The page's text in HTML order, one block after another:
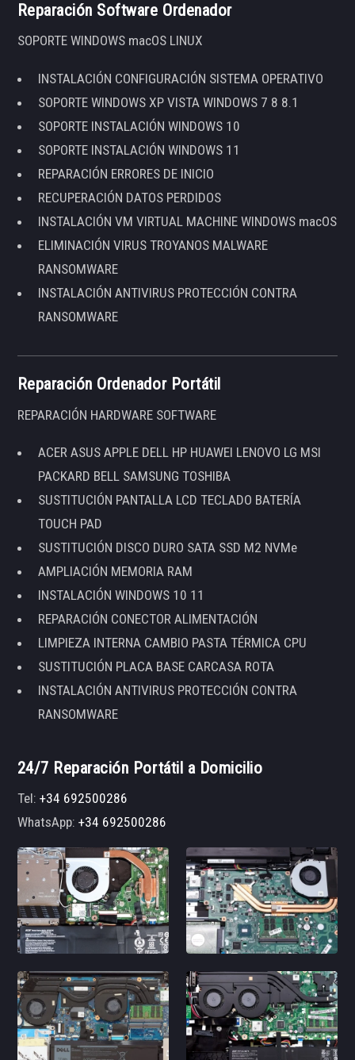
Reparación Software Ordenador
SOPORTE WINDOWS macOS LINUX
INSTALACIÓN CONFIGURACIÓN SISTEMA OPERATIVO
SOPORTE WINDOWS XP VISTA WINDOWS 7 8 8.1
SOPORTE INSTALACIÓN WINDOWS 10
SOPORTE INSTALACIÓN WINDOWS 11
REPARACIÓN ERRORES DE INICIO
RECUPERACIÓN DATOS PERDIDOS
INSTALACIÓN VM VIRTUAL MACHINE WINDOWS macOS
ELIMINACIÓN VIRUS TROYANOS MALWARE
RANSOMWARE
INSTALACIÓN ANTIVIRUS PROTECCIÓN CONTRA
RANSOMWARE
Reparación Ordenador Portátil
REPARACIÓN HARDWARE SOFTWARE
ACER ASUS APPLE DELL HP HUAWEI LENOVO LG MSI
PACKARD BELL SAMSUNG TOSHIBA
SUSTITUCIÓN PANTALLA LCD TECLADO BATERÍA
TOUCH PAD
SUSTITUCIÓN DISCO DURO SATA SSD M2 NVMe
AMPLIACIÓN MEMORIA RAM
INSTALACIÓN WINDOWS 10 11
REPARACIÓN CONECTOR ALIMENTACIÓN
LIMPIEZA INTERNA CAMBIO PASTA TÉRMICA CPU
SUSTITUCIÓN PLACA BASE CARCASA ROTA
INSTALACIÓN ANTIVIRUS PROTECCIÓN CONTRA
RANSOMWARE
24/7 Reparación Portátil a Domicilio
Tel:+34 692500286
WhatsApp:+34 692500286